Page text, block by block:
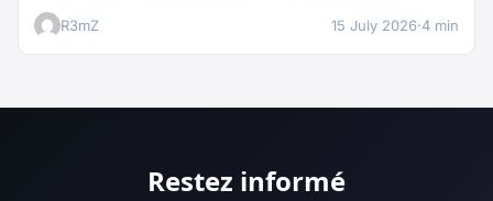
R3mZ 15 July 2026·4 min
Restez informé